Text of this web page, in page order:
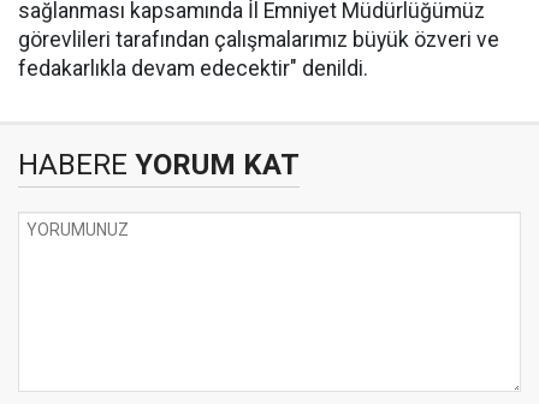
sağlanması kapsamında İl Emniyet Müdürlüğümüz
görevlileri tarafından çalışmalarımız büyük özveri ve
fedakarlıkla devam edecektir" denildi.
HABERE YORUM KAT